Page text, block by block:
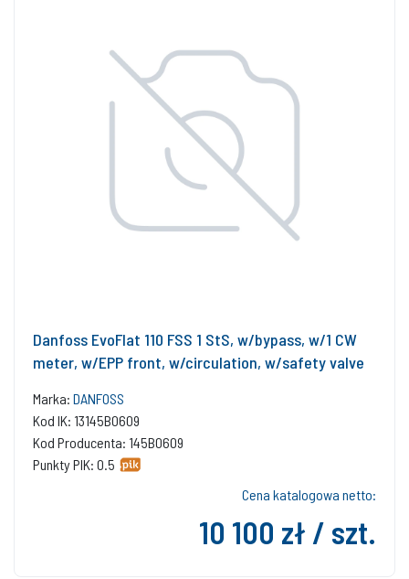
Danfoss EvoFlat 110 FSS 1 StS, w/bypass, w/1 CW
meter, w/EPP front, w/circulation, w/safety valve
Marka: DANFOSS
Kod IK: 13145B0609
Kod Producenta: 145B0609
Punkty PIK: 0.5
Cena katalogowa netto:
10 100 zł / szt.